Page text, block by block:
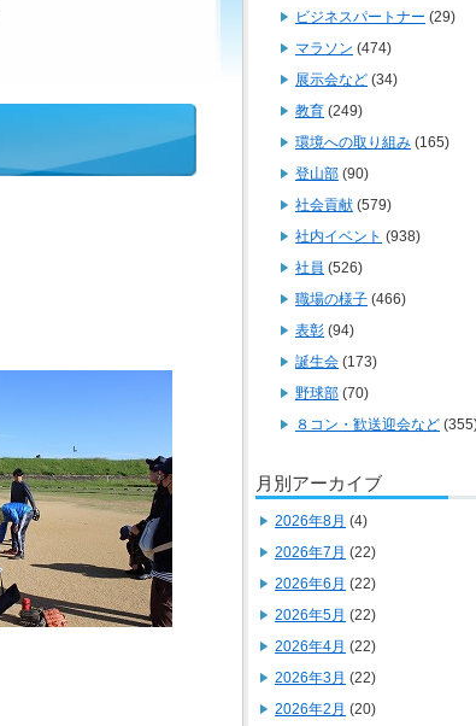
ビジネスパートナー (29)
マラソン (474)
展示会など (34)
教育 (249)
環境への取り組み (165)
登山部 (90)
社会貢献 (579)
社内イベント (938)
社員 (526)
職場の様子 (466)
表彰 (94)
誕生会 (173)
野球部 (70)
８コン・歓送迎会など
月別アーカイブ
2026年8月 (4)
2026年7月 (22)
2026年6月 (22)
2026年5月 (22)
2026年4月 (22)
2026年3月 (22)
2026年2月 (20)